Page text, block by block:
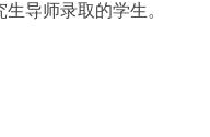
导师录取的学生。